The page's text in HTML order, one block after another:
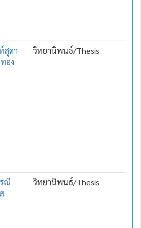
สุดา
อง
วิทยานิพนธ์/Thesis
ณี
วิทยานิพนธ์/Thesis